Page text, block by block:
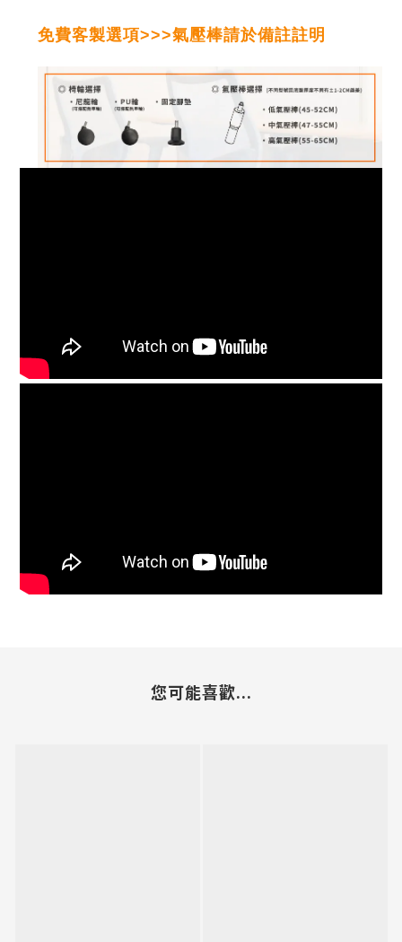
免費客製選項>>>氣壓棒請於備註註明
您可能喜歡...